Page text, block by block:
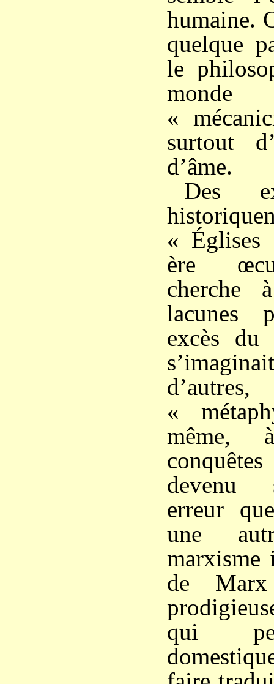
humaine.
quelque
le
«
surtout
d’âme.
Des
« Églises
ère
cherche
lacunes
excès du
«
même,
devenu
erreur
une
marxisme
de
qui